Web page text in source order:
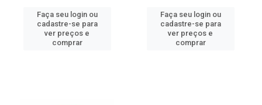
Faça seu login ou
cadastre-se para
ver preços e
comprar
Faça seu login ou
cadastre-se para
ver preços e
comprar